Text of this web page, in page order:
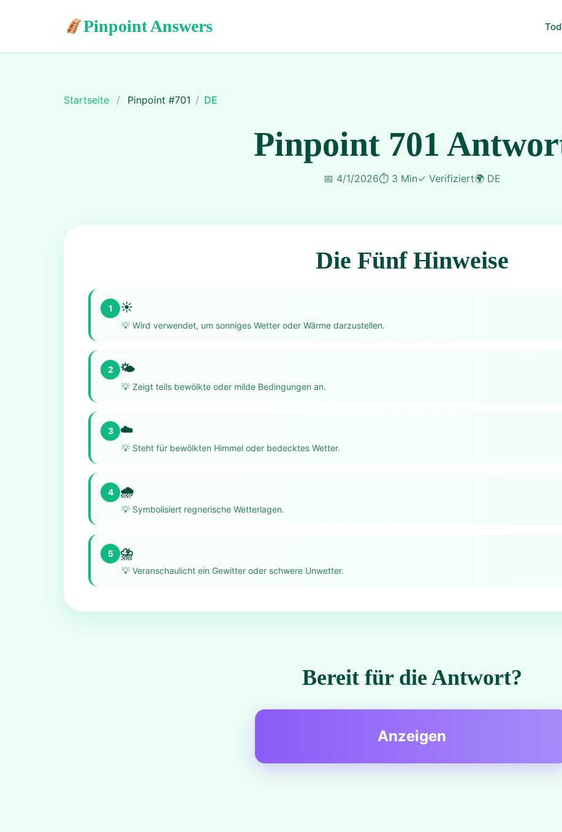
Pinpoint Answers
Startseite / Pinpoint #701 / DE
Pinpoint 701
📅 4/1/2026⏱️ 3 Min✓ Verifiziert🌍 DE
Die Fünf Hinweise
1 ☀️
💡 Wird verwendet, um sonniges Wetter oder Wärme darzustellen.
2 🌤️
💡 Zeigt teils bewölkte oder milde Bedingungen an.
3 ☁️
💡 Steht für bewölkten Himmel oder bedecktes Wetter.
4 🌧️
💡 Symbolisiert regnerische Wetterlagen.
5 ⛈️
💡 Veranschaulicht ein Gewitter oder schwere Unwetter.
Bereit für die Antwort?
Anzeigen